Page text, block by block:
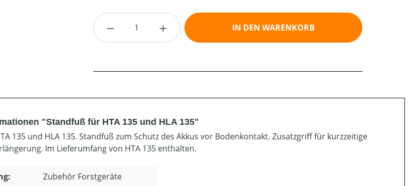
Produkt Anzahl: Gib den gewünschten Wert ein oder
IN DEN WARENKORB
"Standfuß für HTA 135 und HLA 135"
135 und HLA 135. Standfuß zum Schutz des Akkus vor Bodenkontakt. Zusatzgriff für kurzzeitige
Im Lieferumfang von HTA 135 enthalten.
Zubehör Forstgeräte